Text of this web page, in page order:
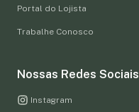
Portal do Lojista
Trabalhe Conosco
Nossas Redes Sociais
Instagram